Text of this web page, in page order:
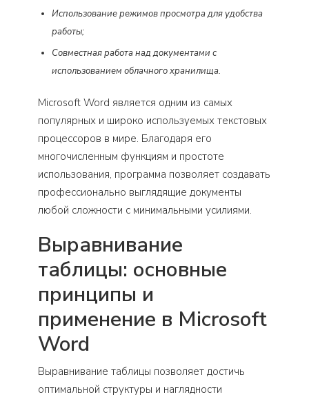
Использование режимов просмотра для удобства
работы;
Совместная работа над документами с
использованием облачного хранилища.
Microsoft Word является одним из самых
популярных и широко используемых текстовых
процессоров в мире. Благодаря его
многочисленным функциям и простоте
использования, программа позволяет создавать
профессионально выглядящие документы
любой сложности с минимальными усилиями.
Выравнивание
таблицы: основные
принципы и
применение в Microsoft
Word
Выравнивание таблицы позволяет достичь
оптимальной структуры и наглядности